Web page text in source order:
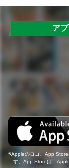
ア
Appleのロゴ、App
す。App Storeは、